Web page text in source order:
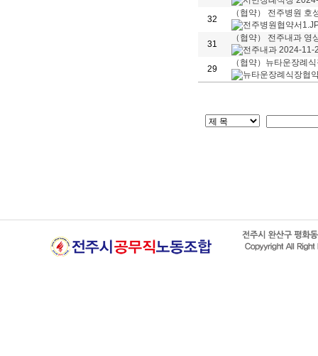
32
（협약） 전주병원
31
（협약） 전주내과
29
（협약）뉴타운장례